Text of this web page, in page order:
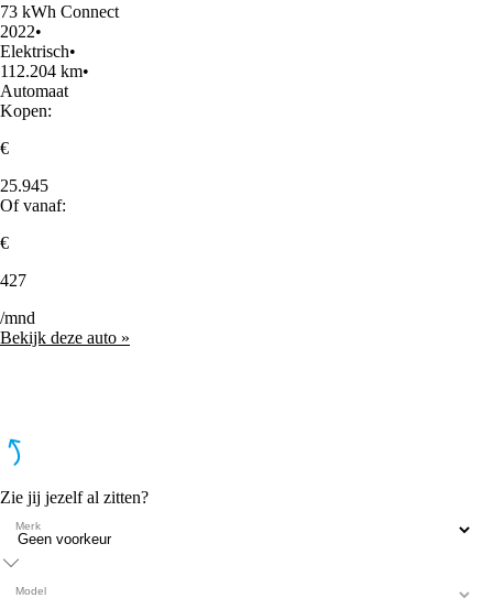
73 kWh Connect
2022•
Elektrisch•
112.204 km•
Automaat
Kopen:
€
25.945
Of vanaf:
€
427
/mnd
Bekijk deze auto »
Zie jij jezelf al zitten?
Merk
Model